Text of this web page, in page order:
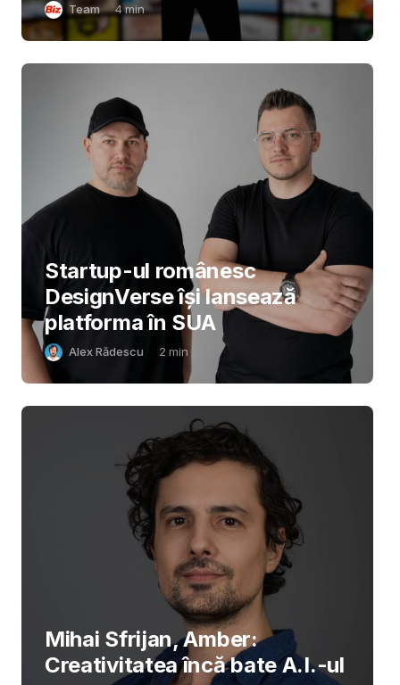
Team 4min
Startup-ul românesc
DesignVerse își lansează
platforma în SUA
Alex Rădescu 2 min
Mihai Sfrijan, Amber:
Creativitatea încă bate A.I.-ul